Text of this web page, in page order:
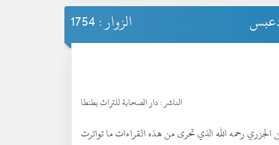
الزوار : 1754
الناشر :دار الصحابة للتراث بطنطا
الجزري رحمه الله الذي تحرى من هذه القراءات ما تواترت